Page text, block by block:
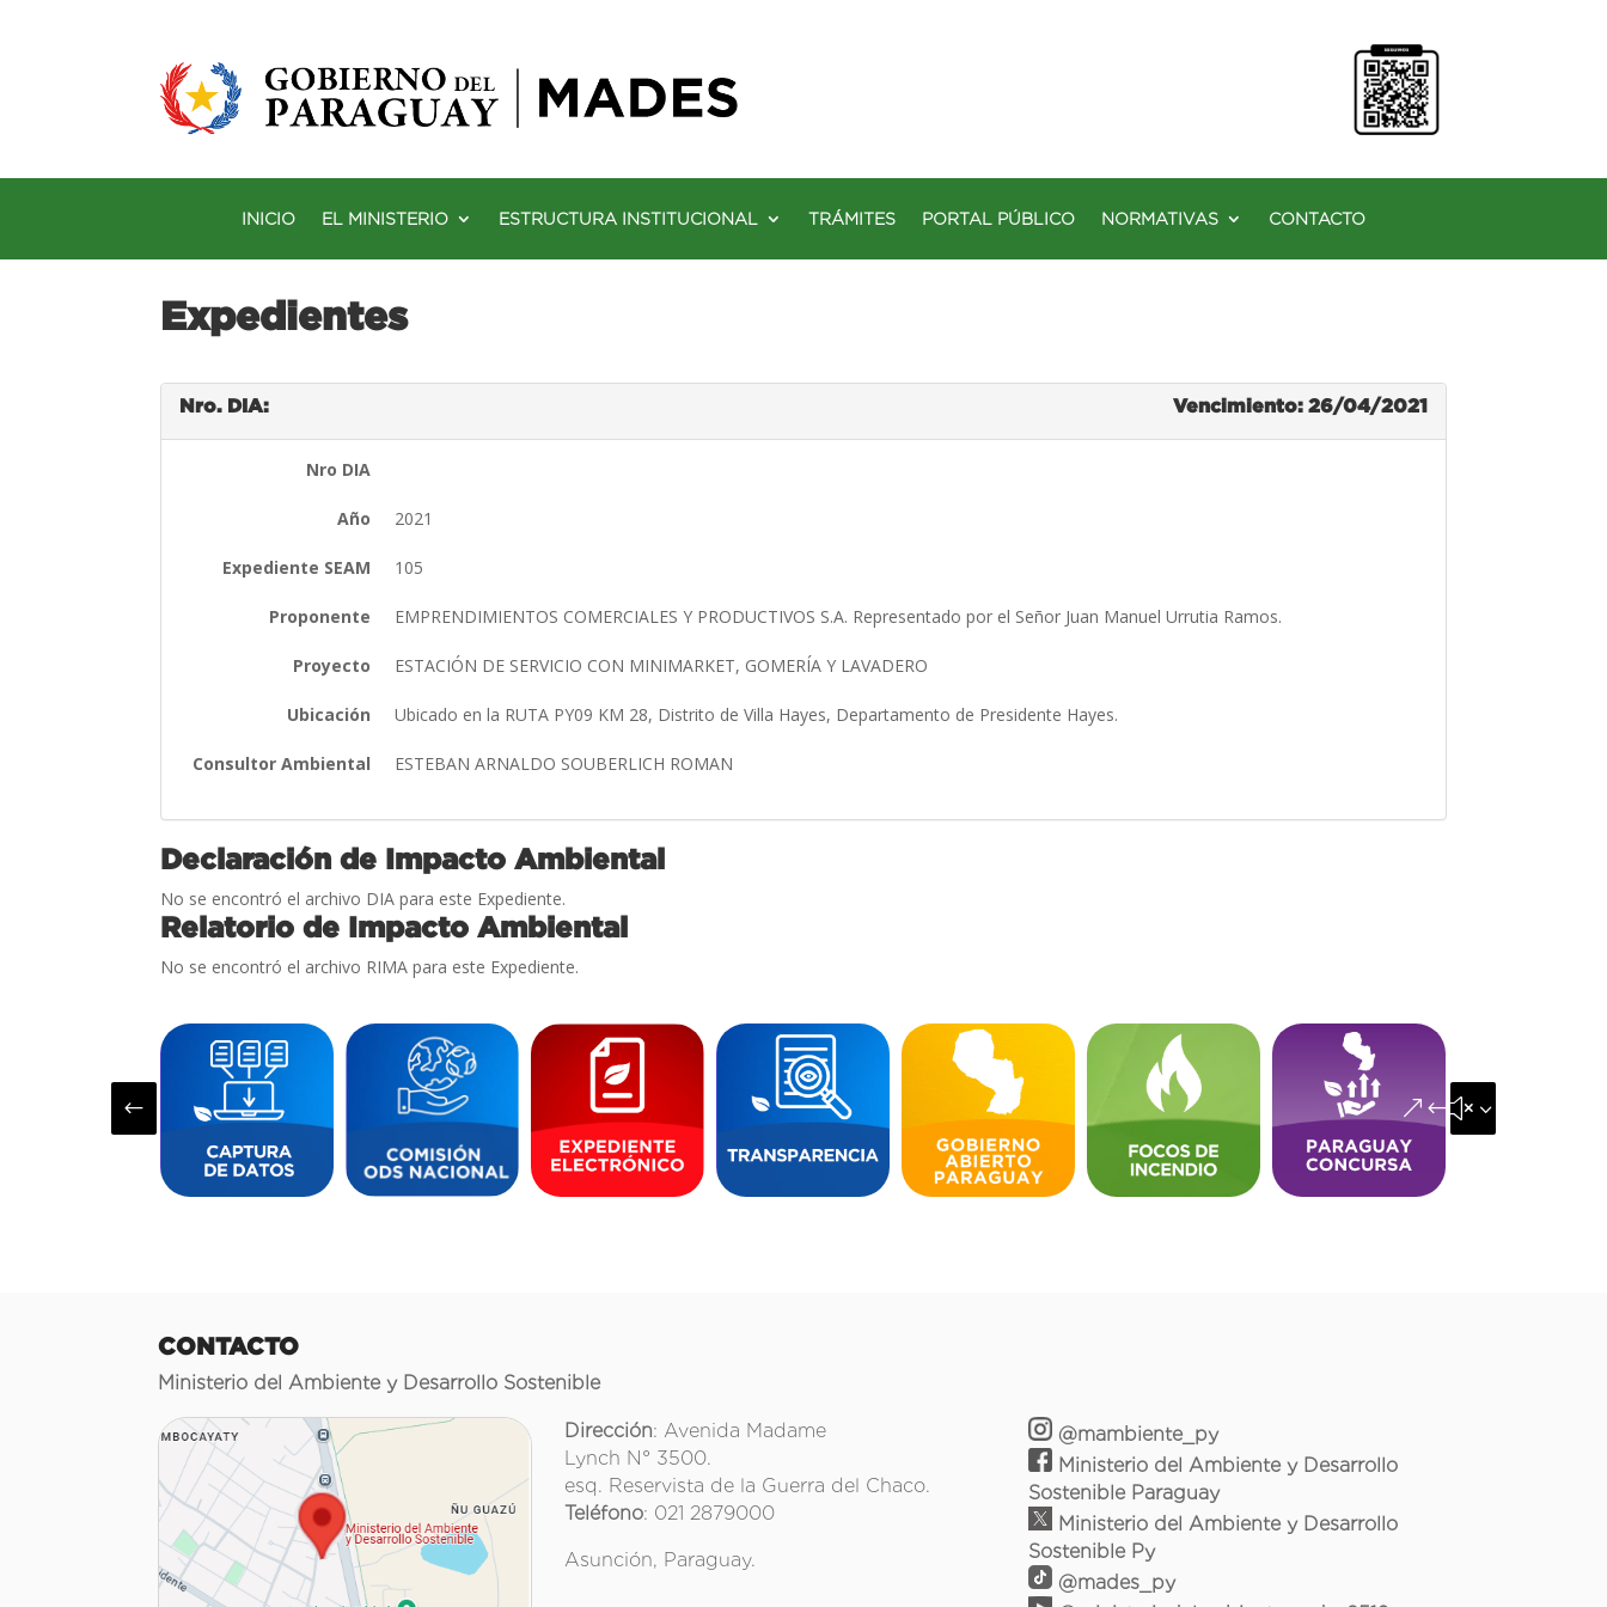
INICIO EL MINISTERIO ESTRUCTURA INSTITUCIONAL TRÁMITES PORTAL PÚBLICO NORMATIVAS CONTACTO
Expedientes
Nro. DIA: Vencimiento: 26/04/2021
Nro DIA
Año 2021
Expediente SEAM 105
Proponente EMPRENDIMIENTOS COMERCIALES Y PRODUCTIVOS S.A. Representado por el Señor Juan Manuel Urrutia Ramos.
Proyecto ESTACIÓN DE SERVICIO CON MINIMARKET, GOMERÍA Y LAVADERO
Ubicación Ubicado en la RUTA PY09 KM 28, Distrito de Villa Hayes, Departamento de Presidente Hayes.
Consultor Ambiental ESTEBAN ARNALDO SOUBERLICH ROMAN
Declaración de Impacto Ambiental
No se encontró el archivo DIA para este Expediente.
Relatorio de Impacto Ambiental
No se encontró el archivo RIMA para este Expediente.
# &#x35;
CONTACTO
Ministerio del Ambiente y Desarrollo Sostenible
Dirección: Avenida Madame
Lynch N° 3500.
esq. Reservista de la Guerra del Chaco.
Teléfono: 021 2879000
Asunción, Paraguay.
@mambiente_py
Ministerio del Ambiente y Desarrollo
Sostenible Paraguay
Ministerio del Ambiente y Desarrollo
Sostenible Py
@mades_py